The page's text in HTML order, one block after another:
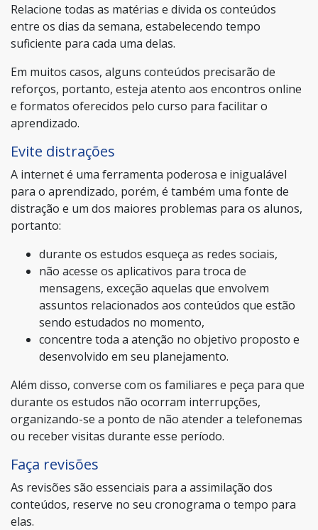
Relacione todas as matérias e divida os conteúdos
entre os dias da semana, estabelecendo tempo
suficiente para cada uma delas.
Em muitos casos, alguns conteúdos precisarão de
reforços, portanto, esteja atento aos encontros online
e formatos oferecidos pelo curso para facilitar o
aprendizado.
Evite distrações
A internet é uma ferramenta poderosa e inigualável
para o aprendizado, porém, é também uma fonte de
distração e um dos maiores problemas para os alunos,
portanto:
durante os estudos esqueça as redes sociais,
não acesse os aplicativos para troca de
mensagens, exceção aquelas que envolvem
assuntos relacionados aos conteúdos que estão
sendo estudados no momento,
concentre toda a atenção no objetivo proposto e
desenvolvido em seu planejamento.
Além disso, converse com os familiares e peça para que
durante os estudos não ocorram interrupções,
organizando-se a ponto de não atender a telefonemas
ou receber visitas durante esse período.
Faça revisões
As revisões são essenciais para a assimilação dos
conteúdos, reserve no seu cronograma o tempo para
elas.